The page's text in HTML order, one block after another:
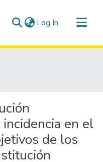
Log In (current)
en el
de los